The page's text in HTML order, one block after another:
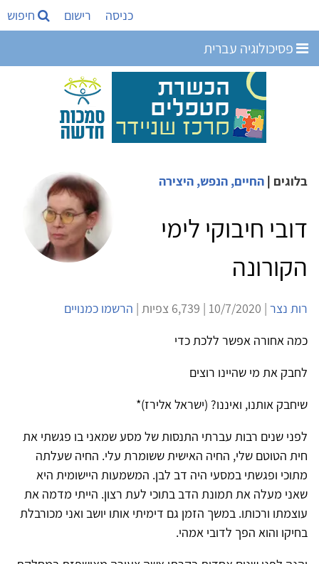
כניסה רישום חיפוש
פסיכולוגיה עברית
בלוגים | החיים, הנפש, היצירה
דובי חיבוקי לימי
הקורונה
רות נצר | 10/7/2020 | 6,739 צפיות |
הרשמו כמנויים
כמה אחורה אפשר ללכת כדי
לחבק את מי שהיינו רוצים
שיחבק אותנו, ואיננו? (ישראל אלירז)*
לפני שנים רבות עברתי התנסות של מסע שמאני בו פגשתי את
חית הטוטם שלי, החיה האישית ששומרת עלי. החיה שעלתה
מתוכי ופגשתי במסעי היה דב לבן. המשמעות היישומית היא
שאני מעלה את תמונת הדב בתוכי לעת רצון. הייתי מדמה את
עוצמתו ורכותו. במשך הזמן גם דימיתי אותו יושב ואני מכורבלת
בחיקו והוא הפך לדובי אמהי.